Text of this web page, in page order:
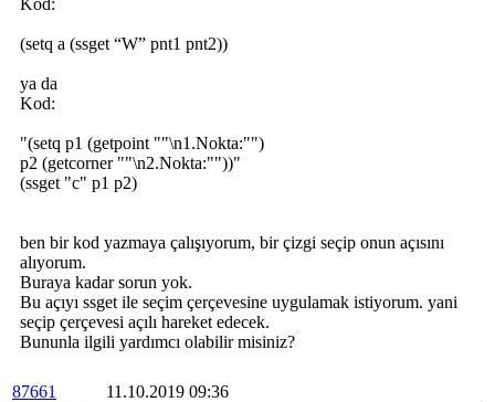
Kod:
(setq a (ssget “W” pnt1 pnt2))
ya da
Kod:
"(setq p1 (getpoint ""\n1.Nokta:"")
p2 (getcorner ""\n2.Nokta:""))"
(ssget "c" p1 p2)
ben bir kod yazmaya çalışıyorum, bir çizgi seçip onun açısını
alıyorum.
Buraya kadar sorun yok.
Bu açıyı ssget ile seçim çerçevesine uygulamak istiyorum. yani
seçip çerçevesi açılı hareket edecek.
Bununla ilgili yardımcı olabilir misiniz?
87661
11.10.2019 09:36